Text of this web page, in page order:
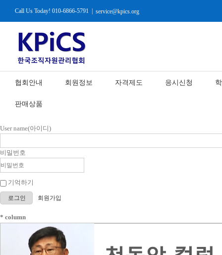
Call Us Today! 010-6866-5791 | service@kpics.org
협회안내 회원정보 자격제도 응시신청
판매상품
User name(아이디)
비밀번호
기억하기
로그인 회원가입
* column